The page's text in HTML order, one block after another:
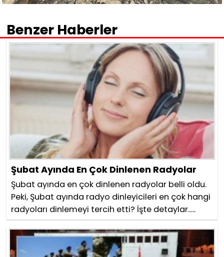
Benzer Haberler
Şubat Ayında En Çok Dinlenen Radyolar
Şubat ayında en çok dinlenen radyolar belli oldu.
Peki, Şubat ayında radyo dinleyicileri en çok hangi
radyoları dinlemeyi tercih etti? İşte detaylar.....